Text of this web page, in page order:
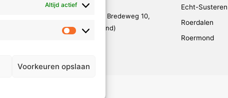
Altijd actief
Statistieken
Voorkeuren opslaan
VML is gevestigd op de Bredeweg 10,
Roermond (De Weerstand)
Echt-Susteren
Roerdalen
Roermond